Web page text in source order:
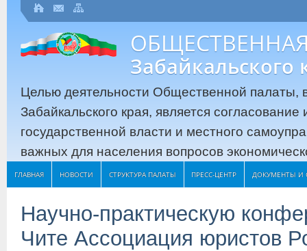
Забайкальского
Целью деятельности Общественной палаты,
Забайкальского края, является
государственной власти и местного
важных для населения вопросов
ГЛАВНАЯ НОВОСТИ СТРУКТУРА ПАЛАТЫ ПРЕСС-ЦЕНТР ДОКУМЕНТЫ И
Научно-практическую
Чите Ассоциация юристов